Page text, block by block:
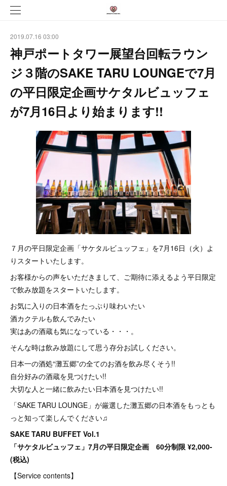
2019.07.16 03:00
神戸ポートタワー展望台回転ラウン
ジ３階のSAKE TARU LOUNGEで7月
の平日限定企画サケタルビュッフェ
が7月16日より始まります!!
７月の平日限定企画「サケタルビュッフェ」を7月16日（火）よ
りスタートいたします。
お客様からの声をいただきまして、ご期待に添えるよう平日限定
で飲み放題をスタートいたします。
お気に入りの日本酒をたっぷり味わいたい
酒カクテルも飲んでみたい
実はあの酒蔵も気になっている・・・。
そんな時は飲み放題にして思う存分お試しください。
日本一の酒処“灘五郷”の全てのお酒を飲み尽くそう!!
自分好みの酒蔵を見つけたい!!
大切な人と一緒に飲みたい日本酒を見つけたい!!
「SAKE TARU LOUNGE」が厳選した灘五郷の日本酒をもっとも
っと知って楽しんでください♫
SAKE TARU BUFFET Vol.1
「サケタルビュッフェ」7月の平日限定企画 60分制限 ¥2,000-
(税込)
【Service contents】